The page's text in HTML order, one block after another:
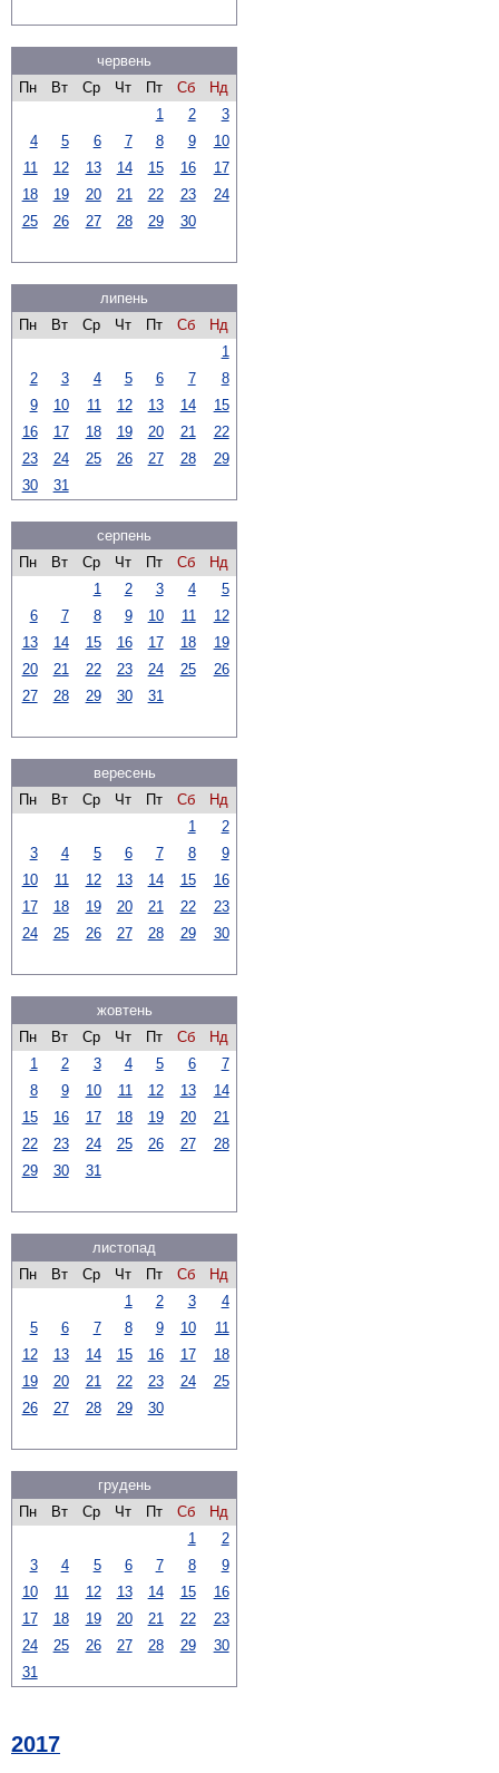
червень
Пн
Вт Ср Чт Пт Сб
Нд
1
2
3
4
5 6 7 8 9
10
11
12 13 14 15 16
17
18
19 20 21 22 23
24
25
26 27 28 29 30
липень
Пн
Вт Ср Чт Пт Сб
Нд
1
2
3 4 5 6 7
8
9
10 11 12 13 14
15
16
17 18 19 20 21
22
23
24 25 26 27 28
29
30
31
серпень
Пн
Вт Ср Чт Пт Сб
Нд
1
2 3 4
5
6
7 8 9 10 11
12
13
14 15 16 17 18
19
20
21 22 23 24 25
26
27
28 29 30 31
вересень
Пн
Вт Ср Чт Пт Сб
Нд
1
2
3
4 5 6 7 8
9
10
11 12 13 14 15
16
17
18 19 20 21 22
23
24
25 26 27 28 29 30
жовтень
Пн
Вт Ср Чт Пт Сб
Нд
1
2 3 4 5 6
7
8
9 10 11 12 13
14
15
16 17 18 19 20
21
22
23 24 25 26 27
28
29
30 31
листопад
Пн
Вт Ср Чт Пт Сб
Нд
1
2 3
4
5
6 7 8 9 10
11
12
13 14 15 16 17
18
19
20 21 22 23 24
25
26
27 28 29 30
грудень
Пн
Вт Ср Чт Пт Сб
Нд
1
2
3
4 5 6 7 8
9
10
11 12 13 14 15
16
17
18 19 20 21 22
23
24
25 26 27 28 29
30
31
2017